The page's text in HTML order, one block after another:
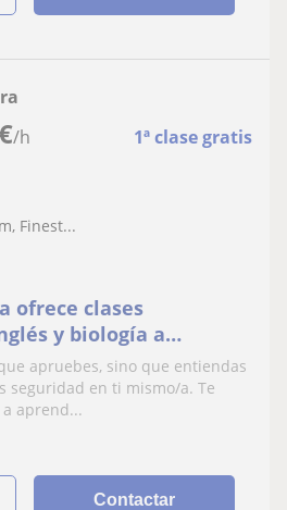
/h 1ª clase gratis
Finest...
ofrece clases
y biología a
apruebes, sino que entiendas
seguridad en ti mismo/a. Te
aprend...
Contactar